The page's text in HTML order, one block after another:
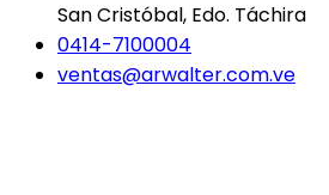
San Cristóbal, Edo. Táchira
0414-7100004
ventas@arwalter.com.ve